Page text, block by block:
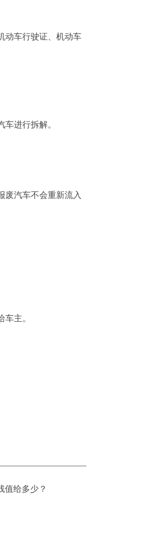
动车行驶证、机动车
进行拆解。
废汽车不会重新流入
主。
值给多少？